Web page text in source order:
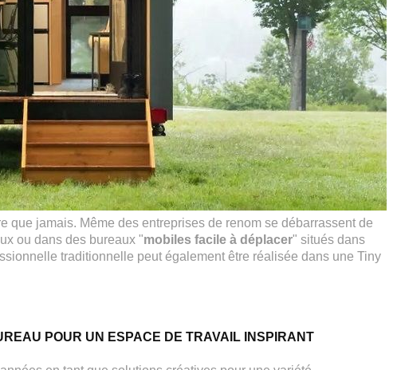
que jamais. Même des entreprises de renom se débarrassent de
ou dans des bureaux "mobiles facile à déplacer" situés dans
traditionnelle peut également être réalisée dans une Tiny
POUR UN ESPACE DE TRAVAIL INSPIRANT